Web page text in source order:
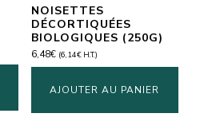
NOISETTES
DÉCORTIQUÉES
BIOLOGIQUES (250G)
6,48€ (6,14€H.T.)
AJOUTER AU PANIER